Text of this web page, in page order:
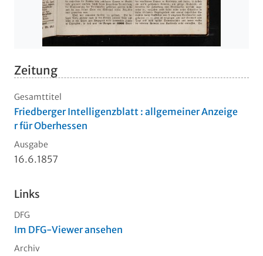
Zeitung
Gesamttitel
Friedberger Intelligenzblatt : allgemeiner Anzeige
r für Oberhessen
Ausgabe
16.6.1857
Links
DFG
Im DFG-Viewer ansehen
Archiv